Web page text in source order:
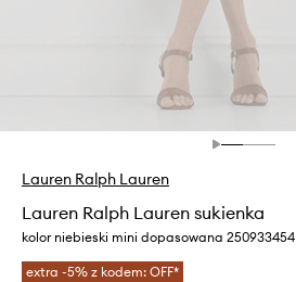
Lauren Ralph Lauren
Lauren Ralph Lauren sukienka
kolor niebieski mini dopasowana 250933454
extra -5% z kodem: OFF*